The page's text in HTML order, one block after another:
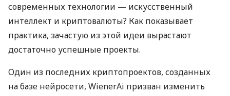
современных технологии — искусственный
интеллект и криптовалюты? Как показывает
практика, зачастую из этой идеи вырастают
достаточно успешные проекты.
Один из последних криптопроектов, созданных
на базе нейросети, WienerAi призван изменить